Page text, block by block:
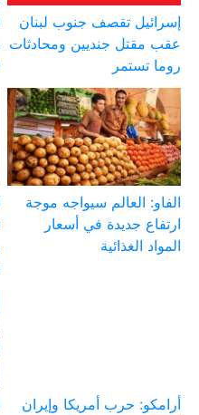
إسرائيل تقصف جنوب لبنان
عقب مقتل جنديين ومحادثات
روما تستمر
الفاو: العالم سيواجه موجة
ارتفاع جديدة في أسعار
المواد الغذائية
أرامكو: حرب أمريكا وإيران